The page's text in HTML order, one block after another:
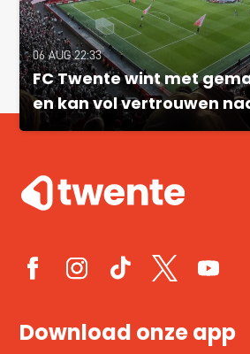
06 AUG 22:33
FC Twente wint met
en kan vol vertrouwen
Download onze app